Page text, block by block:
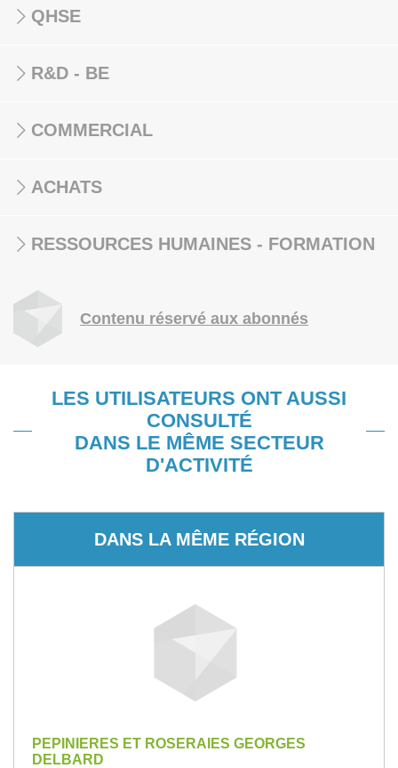
QHSE
R&D - BE
COMMERCIAL
ACHATS
RESSOURCES HUMAINES - FORMATION
Contenu réservé aux abonnés
LES UTILISATEURS ONT AUSSI
CONSULTÉ
DANS LE MÊME SECTEUR
D'ACTIVITÉ
DANS LA MÊME RÉGION
PEPINIERES ET ROSERAIES GEORGES
DELBARD